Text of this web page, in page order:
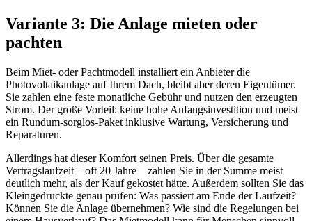
Variante 3: Die Anlage mieten oder
pachten
Beim Miet- oder Pachtmodell installiert ein Anbieter die
Photovoltaikanlage auf Ihrem Dach, bleibt aber deren Eigentümer.
Sie zahlen eine feste monatliche Gebühr und nutzen den erzeugten
Strom. Der große Vorteil: keine hohe Anfangsinvestition und meist
ein Rundum-sorglos-Paket inklusive Wartung, Versicherung und
Reparaturen.
Allerdings hat dieser Komfort seinen Preis. Über die gesamte
Vertragslaufzeit – oft 20 Jahre – zahlen Sie in der Summe meist
deutlich mehr, als der Kauf gekostet hätte. Außerdem sollten Sie das
Kleingedruckte genau prüfen: Was passiert am Ende der Laufzeit?
Können Sie die Anlage übernehmen? Wie sind die Regelungen bei